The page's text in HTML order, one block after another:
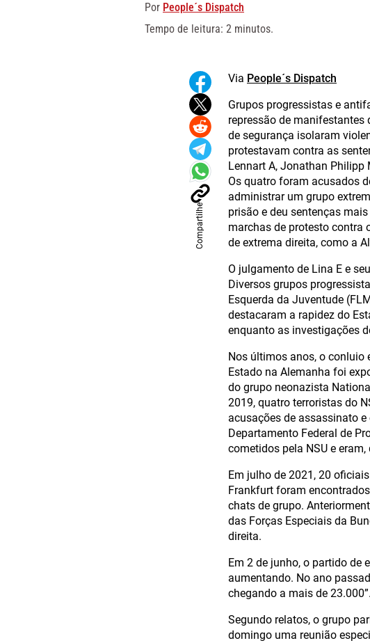
Por People´s Dispatch
Tempo de leitura: 2 minutos.
Compartilhe
Via People´s Dispatch
Grupos progressistas e
repressão de manifestantes
de segurança isolaram
protestavam contra as
Lennart A, Jonathan Philipp
Os quatro foram acusados
administrar um grupo
prisão e deu sentenças
marchas de protesto contra
de extrema direita, como a
O julgamento de Lina E e
Diversos grupos
Esquerda da Juventude
destacaram a rapidez do
enquanto as investigações
Nos últimos anos, o conluio
Estado na Alemanha foi
do grupo neonazista
2019, quatro terroristas do
acusações de assassinato
Departamento Federal de
cometidos pela NSU e
Em julho de 2021, 20
Frankfurt foram
chats de grupo.
das Forças Especiais da
direita.
Em 2 de junho, o partido de
aumentando. No ano
chegando a mais de 23.000”.
Segundo relatos, o grupo
domingo uma reunião